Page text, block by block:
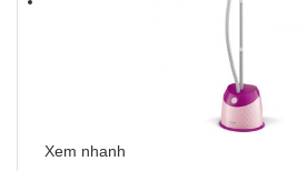
Xem nhanh